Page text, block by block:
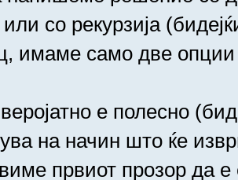
со рекурзија
имаме само две опции
е полесно
на начин што ќе
првиот прозор да е